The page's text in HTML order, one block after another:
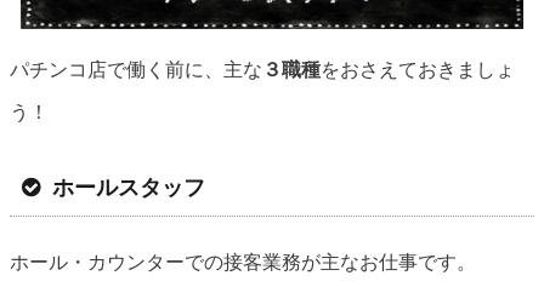
パチンコ店で働く前に、主な ３職種をおさえておきましょ
う！
ホールスタッフ
ホール・カウンターでの接客業務が主なお仕事です。